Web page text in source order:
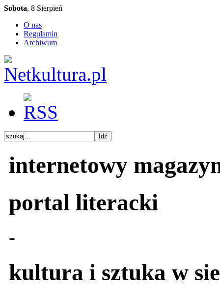
Sobota, 8 Sierpień
O nas
Regulamin
Archiwum
internetowy
portal literacki
-
kultura i sztuka w